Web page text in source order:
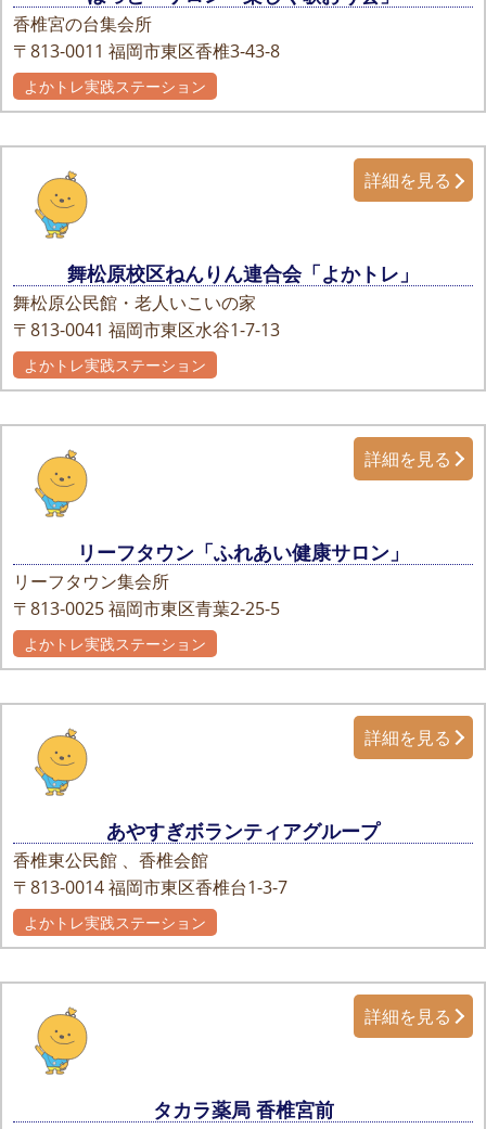
香椎宮の台集会所
〒813-0011 福岡市東区香椎3-43-8
よかトレ実践ステーション
舞松原校区ねんりん連合会「よかトレ」
舞松原公民館・老人いこいの家
〒813-0041 福岡市東区水谷1-7-13
詳細を見る
よかトレ実践ステーション
リーフタウン「ふれあい健康サロン」
リーフタウン集会所
〒813-0025福岡市東区青葉2-25-5
詳細を見る
よかトレ実践ステーション
あやすぎボランティアグループ
香椎東公民館 、香椎会館
〒813-0014福岡市東区香椎台1-3-7
詳細を見る
よかトレ実践ステーション
タカラ薬局 香椎宮前
詳細を見る